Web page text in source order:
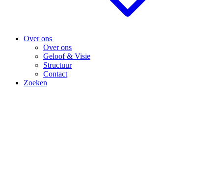
Over ons
Over ons
Geloof & Visie
Structuur
Contact
Zoeken